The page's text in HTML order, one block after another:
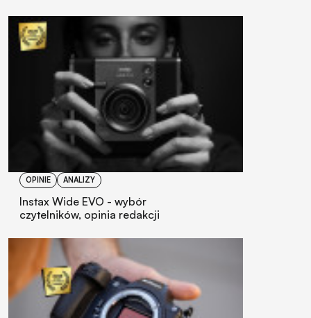
OPINIE ANALIZY
Instax Wide EVO - wybór
czytelników, opinia redakcji